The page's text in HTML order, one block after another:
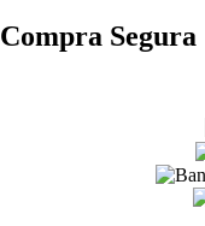
Compra Segura